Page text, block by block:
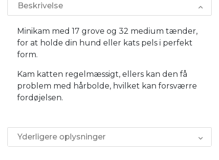
Beskrivelse
Minikam med 17 grove og 32 medium tænder,
for at holde din hund eller kats pels i perfekt
form.
Kam katten regelmæssigt, ellers kan den få
problem med hårbolde, hvilket kan forsværre
fordøjelsen.
Yderligere oplysninger